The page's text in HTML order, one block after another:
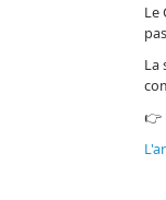
Le
La
👉